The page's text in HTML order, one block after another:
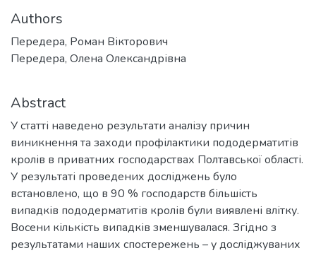
Authors
Передера, Роман Вікторович
Передера, Олена Олександрівна
Abstract
У статті наведено результати аналізу причин
виникнення та заходи профілактики пододерматитів
кролів в приватних господарствах Полтавської області.
У результаті проведених досліджень було
встановлено, що в 90 % господарств більшість
випадків пододерматитів кролів були виявлені влітку.
Восени кількість випадків зменшувалася. Згідно з
результатами наших спостережень – у досліджуваних